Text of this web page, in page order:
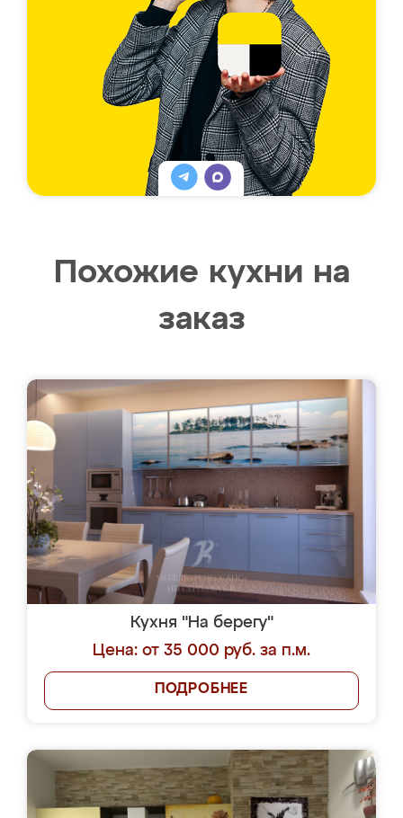
Похожие кухни на
заказ
Кухня "На берегу"
Цена: от 35 000 руб. за п.м.
ПОДРОБНЕЕ